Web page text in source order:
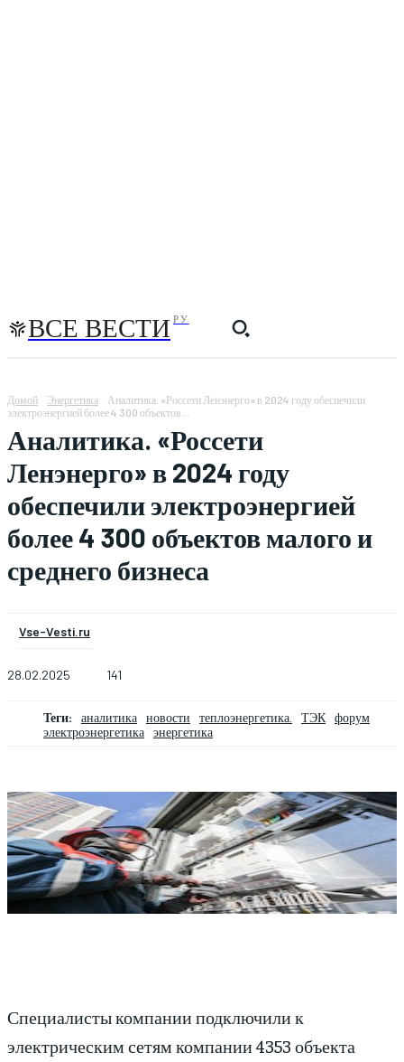
ВСЕ ВЕСТИ РУ
Домой Энергетика
Аналитика. «Россети Ленэнерго» в 2024 году обеспечили
электроэнергией более 4 300 объектов...
Аналитика. «Россети
Ленэнерго» в 2024 году
обеспечили электроэнергией
более 4 300 объектов малого и
среднего бизнеса
Vse-Vesti.ru
28.02.2025 141
Теги: аналитика новости теплоэнергетика. ТЭК форум
электроэнергетика энергетика
Специалисты компании подключили к
электрическим сетям компании 4353 объекта